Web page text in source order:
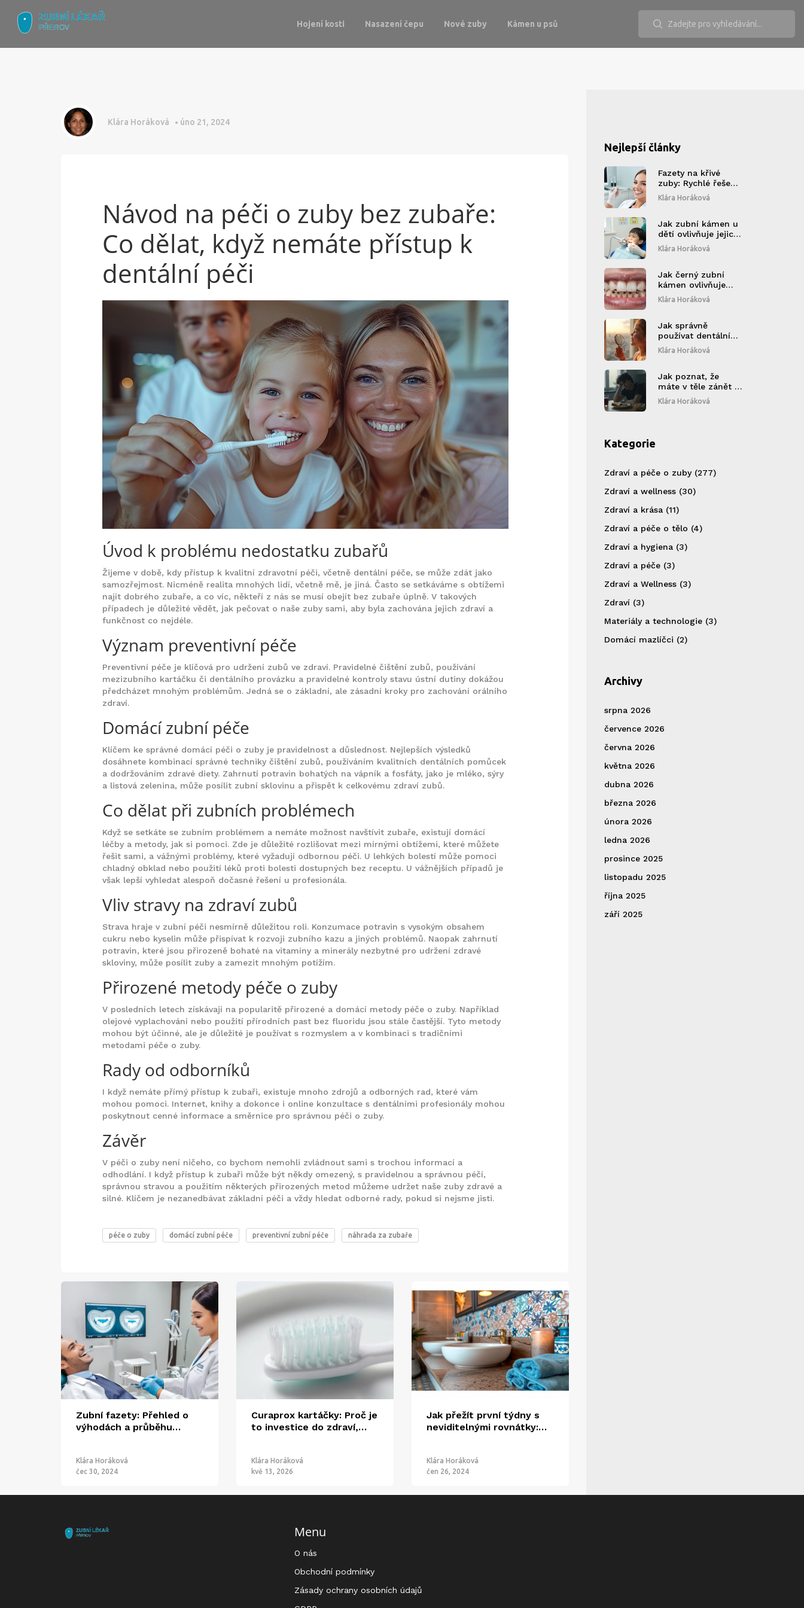
Hojení kosti Nasazení čepu Nové zuby Kámen u psů
Klára Horáková úno 21, 2024
Návod na péči o zuby bez zubaře:
Co dělat, když nemáte přístup k
dentální péči
Úvod k problému nedostatku zubařů
Žijeme v době, kdy přístup k kvalitní zdravotní péči, včetně dentální péče, se může zdát jako
samozřejmost. Nicméně realita mnohých lidí, včetně mě, je jiná. Často se setkáváme s obtížemi
najít dobrého zubaře, a co víc, někteří z nás se musí obejít bez zubaře úplně. V takových
případech je důležité vědět, jak pečovat o naše zuby sami, aby byla zachována jejich zdraví a
funkčnost co nejdéle.
Význam preventivní péče
Preventivní péče je klíčová pro udržení zubů ve zdraví. Pravidelné čištění zubů, používání
mezizubního kartáčku či dentálního provázku a pravidelné kontroly stavu ústní dutiny dokážou
předcházet mnohým problémům. Jedná se o základní, ale zásadní kroky pro zachování orálního
zdraví.
Domácí zubní péče
Klíčem ke správné domácí péči o zuby je pravidelnost a důslednost. Nejlepších výsledků
dosáhnete kombinací správné techniky čištění zubů, používáním kvalitních dentálních pomůcek
a dodržováním zdravé diety. Zahrnutí potravin bohatých na vápník a fosfáty, jako je mléko, sýry
a listová zelenina, může posílit zubní sklovinu a přispět k celkovému zdraví zubů.
Co dělat při zubních problémech
Když se setkáte se zubním problémem a nemáte možnost navštívit zubaře, existují domácí
léčby a metody, jak si pomoci. Zde je důležité rozlišovat mezi mírnými obtížemi, které můžete
řešit sami, a vážnými problémy, které vyžadují odbornou péči. U lehkých bolestí může pomoci
chladný obklad nebo použití léků proti bolesti dostupných bez receptu. U vážnějších případů je
však lepší vyhledat alespoň dočasné řešení u profesionála.
Vliv stravy na zdraví zubů
Strava hraje v zubní péči nesmírně důležitou roli. Konzumace potravin s vysokým obsahem
cukru nebo kyselin může přispívat k rozvoji zubního kazu a jiných problémů. Naopak zahrnutí
potravin, které jsou přirozeně bohaté na vitamíny a minerály nezbytné pro udržení zdravé
skloviny, může posílit zuby a zamezit mnohým potížím.
Přirozené metody péče o zuby
V posledních letech získávají na popularitě přirozené a domácí metody péče o zuby. Například
olejové vyplachování nebo použití přírodních past bez fluoridu jsou stále častější. Tyto metody
mohou být účinné, ale je důležité je používat s rozmyslem a v kombinaci s tradičními
metodami péče o zuby.
Rady od odborníků
I když nemáte přímý přístup k zubaři, existuje mnoho zdrojů a odborných rad, které vám
mohou pomoci. Internet, knihy a dokonce i online konzultace s dentálními profesionály mohou
poskytnout cenné informace a směrnice pro správnou péči o zuby.
Závěr
V péči o zuby není ničeho, co bychom nemohli zvládnout sami s trochou informací a
odhodlání. I když přístup k zubaři může být někdy omezený, s pravidelnou a správnou péčí,
správnou stravou a použitím některých přirozených metod můžeme udržet naše zuby zdravé a
silné. Klíčem je nezanedbávat základní péči a vždy hledat odborné rady, pokud si nejsme jisti.
péče o zuby domácí zubní péče preventivní zubní péče náhrada za zubaře
Zubní fazety: Přehled o
výhodách a průběhu
Klára Horáková
čec 30, 2024
Curaprox kartáčky: Proč je
to investice do zdraví,
Klára Horáková
kvě 13, 2026
Jak přežít první týdny s
neviditelnými rovnátky:
Klára Horáková
čen 26, 2024
Nejlepší články
Fazety na křivé
zuby: Rychlé řešení
pro krásný úsměv
Klára Horáková
Jak zubní kámen u
dětí ovlivňuje jejich
zdraví: rizika,
příznaky a co s tím
Klára Horáková
Jak černý zubní
kámen ovlivňuje
vaši koncentraci
Klára Horáková
Jak správně
používat dentální
zrcátko pro
kontrolu stavu
Klára Horáková
Jak poznat, že
máte v těle zánět -
příznaky, které
byste neměli
Klára Horáková
Kategorie
Zdraví a péče o zuby (277)
Zdraví a wellness (30)
Zdraví a krása (11)
Zdraví a péče o tělo (4)
Zdraví a hygiena (3)
Zdraví a péče (3)
Zdraví a Wellness (3)
Zdraví (3)
Materiály a technologie (3)
Domácí mazlíčci (2)
Archivy
srpna 2026
července 2026
června 2026
května 2026
dubna 2026
března 2026
února 2026
ledna 2026
prosince 2025
listopadu 2025
října 2025
září 2025
Menu
O nás
Obchodní podmínky
Zásady ochrany osobních údajů